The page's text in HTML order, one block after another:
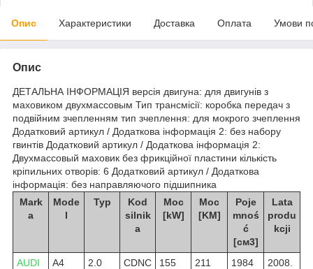
Опис Характеристики Доставка Оплата Умови
Опис
ДЕТАЛЬНА ІНФОРМАЦІЯ версія двигуна: для двигунів з
маховиком двухмассовым Тип трансмісії: коробка передач з
подвійним зчепленням тип зчеплення: для мокрого зчеплення
Додатковий артикул / Додаткова інформація 2: без набору
гвинтів Додатковий артикул / Додаткова інформація 2:
Двухмассовый маховик без фрикційної пластини кількість
кріпильних отворів: 6 Додатковий артикул / Додаткова
інформація: без направляючого підшипника
Mark
a
Mode
l
Typ
Kod
silnik
a
Moc
[kW]
Moc
[KM]
Poje
mnoś
ć
[см3]
Lata
produ
kcji
AUDI
A4
2.0
CDNC
155 211 1984
2008.